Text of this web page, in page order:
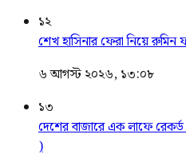
১২
শেখ হাসিনার ফেরা নিয়ে রুমিন
৬ আগস্ট ২০২৬, ১৩:০৮
১৩
দেশের বাজারে এক লাফে
)